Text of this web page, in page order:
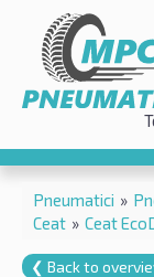
Pneumatici »
Ceat » Ceat
❮ Back to